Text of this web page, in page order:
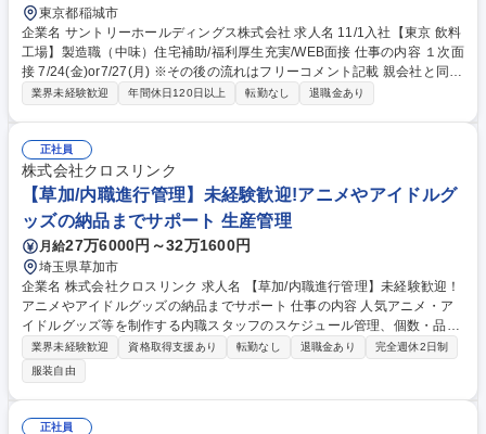
東京都稲城市
企業名 サントリーホールディングス株式会社 求人名 11/1入社【東京 飲料
工場】製造職（中味）住宅補助/福利厚生充実/WEB面接 仕事の内容 １次面
接 7/24(金)or7/27(月) ※その後の流れはフリーコメント記載 親会社と同等
の充実した福利厚生で働きやすさ◎ サントリーグループの清涼飲料の製造
など）・品質向上、安全性担保、効率化の改善活動や業務標準化の取組み
※配属はご経験やスキルに応じ選考過程で決定 【キャリア】将来的に、原
動工程（電力・排水等）やエンジニアリング(生産設備の新規導入･設備対
応・保全・技術スタッフ等)といった関連部門へのチャレンジも可能で
す。 募集職種 11/1入社【東京 飲料工場】製造職（中味）住宅補助/福利厚
生充実/WEB面接
業界未経験歓迎 年間休日120日以上 転勤なし 退職金あり
正社員
株式会社クロスリンク
【草加/内職進行管理】未経験歓迎!アニメやアイドルグ
ッズの納品までサポート 生産管理
月給27万6000円～32万1600円
埼玉県草加市
企業名 株式会社クロスリンク 求人名 【草加/内職進行管理】未経験歓迎！
アニメやアイドルグッズの納品までサポート 仕事の内容 人気アニメ・ア
イドルグッズ等を制作する内職スタッフのスケジュール管理、個数・品質
の検品から配送手配までをお任せ。タイムマネジメント能力が高く、計画
性と遂行力がある方に最適なお仕事です。 ■営業部が受注した案件の確認
■物量に応じた内職スタッフ（約120名在籍）への業務振り分け ■作業案内
の連絡、来社時の作業手順レクチャー（実演） ■納品後の検品・梱包・関
連部署への連携や手配 ■納期に合わせた全体のスケジュール管理、顧客・
業界未経験歓迎 資格取得支援あり 転勤なし 退職金あり
完全週休2日制
服装自由
正社員